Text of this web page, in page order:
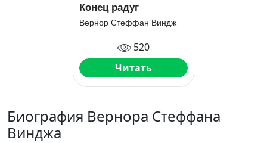
Конец радуг
Вернор Стеффан Виндж
520
Читать
Биография Вернора Стеффана
Винджа